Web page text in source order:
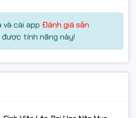
Đen
Khoảng 12.000 trang A4
(độ phủ 5%)
và cài app Đánh giá sản
tính năng này!